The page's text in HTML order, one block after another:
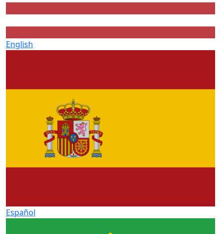
English
Español